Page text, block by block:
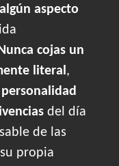
aspecto
cojas un
literal,
del día
de las
propia